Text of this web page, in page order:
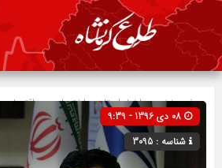
صفحه نخستاخبار استان»اختصاصی»اقتصادی
شناسه : 3095